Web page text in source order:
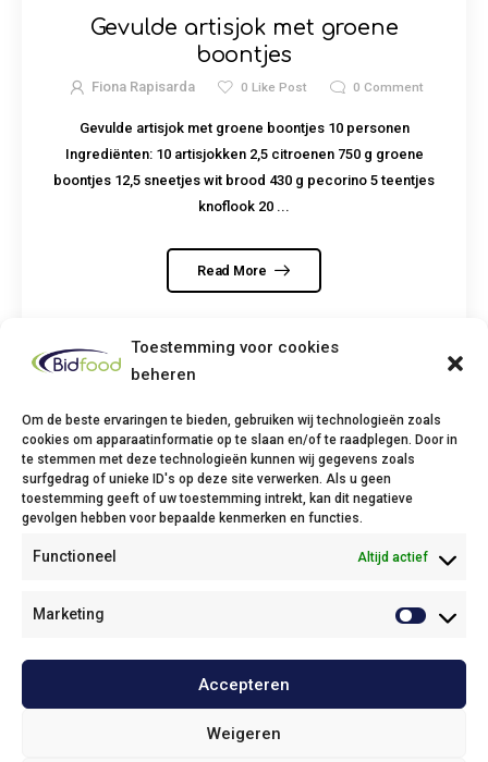
Toestemming voor cookies
beheren
Om de beste ervaringen te bieden, gebruiken wij technologieën zoals
cookies om apparaatinformatie op te slaan en/of te raadplegen. Door in
te stemmen met deze technologieën kunnen wij gegevens zoals
surfgedrag of unieke ID's op deze site verwerken. Als u geen
toestemming geeft of uw toestemming intrekt, kan dit negatieve
gevolgen hebben voor bepaalde kenmerken en functies.
Functioneel Altijd actief
Marketing
Accepteren
Weigeren
Gevulde artisjok met groene
boontjes
Fiona Rapisarda 0 Like Post 0 Comment
Gevulde artisjok met groene boontjes 10 personen
Ingrediënten: 10 artisjokken 2,5 citroenen 750 g groene
boontjes 12,5 sneetjes wit brood 430 g pecorino 5 teentjes
knoflook 20 ...
Read More
Bidfood Thuin
Avenue Deli XL, 1
Phone: +32(0)71/25 68 11
Email:info@bidfood.be
Onze policies / Nos politiques